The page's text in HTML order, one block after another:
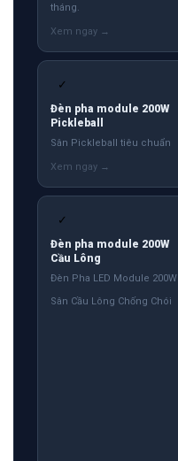
tháng.
✓
Đèn pha module 200W
Pickleball
Sân Pickleball tiêu chuẩn
✓
Đèn pha module 200W
Cầu Lông
Đèn Pha LED Module 200W
Sân Cầu Lông Chống Chói